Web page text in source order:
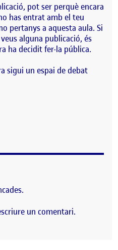
pot ser perquè encara
has entrat amb el teu
pertanys a aquesta aula. Si
alguna publicació, és
ha decidit fer-la pública.
sigui un espai de debat
un comentari.